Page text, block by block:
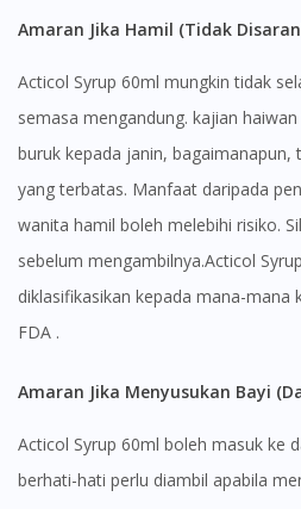
Amaran Jika Hamil (Tidak
Acticol Syrup 60ml mungkin tidak
semasa mengandung. kajian
buruk kepada janin, bagaimanapun,
yang terbatas. Manfaat daripada
wanita hamil boleh melebihi risiko.
sebelum mengambilnya.Acticol
diklasifikasikan kepada mana-mana
FDA .
Amaran Jika Menyusukan Bayi
Acticol Syrup 60ml boleh masuk ke
berhati-hati perlu diambil apabila